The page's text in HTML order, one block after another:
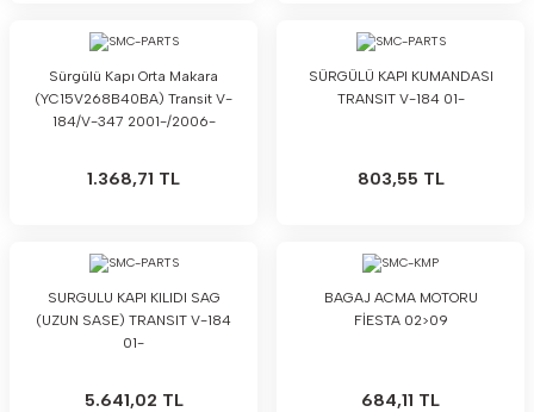
Sürgülü Kapı Orta Makara
(YC15V268B40BA) Transit V-
184/V-347 2001-/2006-
1.368,71 TL
SÜRGÜLÜ KAPI KUMANDASI
TRANSIT V-184 01-
803,55 TL
SURGULU KAPI KILIDI SAG
(UZUN SASE) TRANSIT V-184
01-
5.641,02 TL
BAGAJ ACMA MOTORU
FİESTA 02>09
684,11 TL